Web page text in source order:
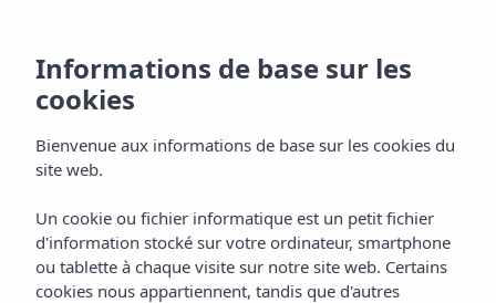
Tacosanto
Taquería
Informations de base sur les
cookies
Bienvenue aux informations de base sur les cookies du
site web.
Un cookie ou fichier informatique est un petit fichier
d'information stocké sur votre ordinateur, smartphone
ou tablette à chaque visite sur notre site web. Certains
cookies nous appartiennent, tandis que d'autres